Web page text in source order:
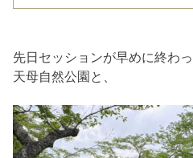
先日セッションが早めに終わっ
天母自然公園と、